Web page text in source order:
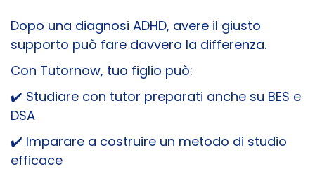
Dopo una diagnosi ADHD, avere il giusto
supporto può fare davvero la differenza.
Con Tutornow, tuo figlio può:
✔️ Studiare con tutor preparati anche su BES e
DSA
✔️ Imparare a costruire un metodo di studio
efficace